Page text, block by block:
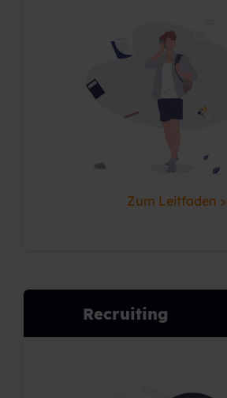
Zum Leitfaden >
Recruiting